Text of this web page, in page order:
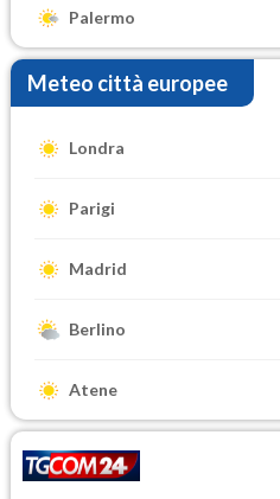
Palermo
Meteo città europee
Londra
Parigi
Madrid
Berlino
Atene